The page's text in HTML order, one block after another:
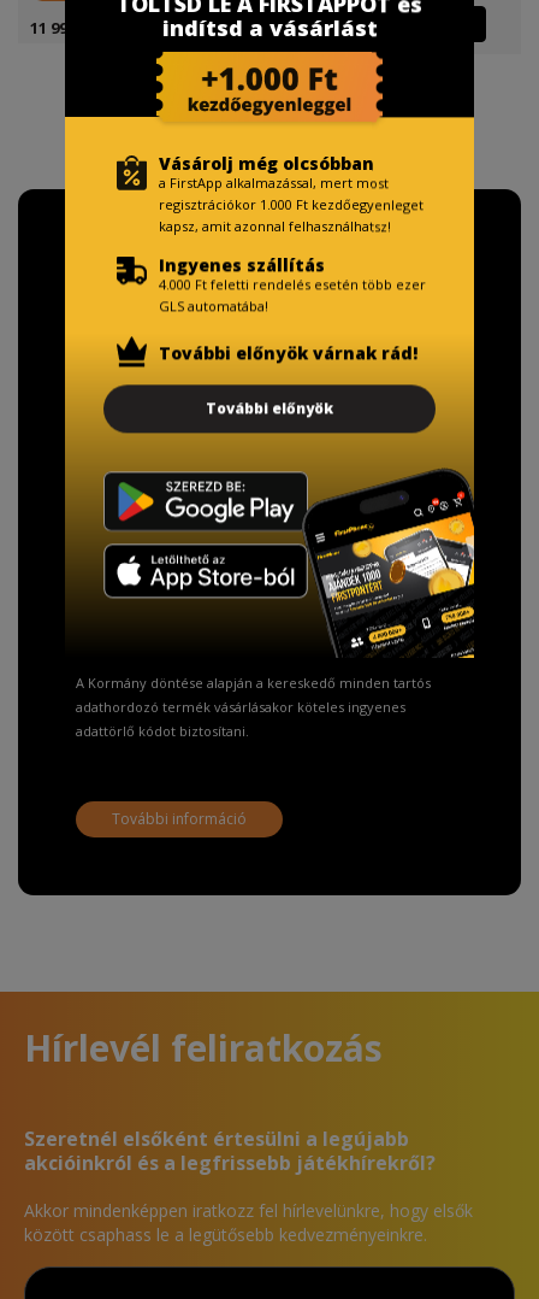
11 999 Ft 4 499 Ft
(11 999 Ft )
TISZTELT VÁSÁRLÓNK!
Fizetésnél kérje az ingyenes adattörlő kódot
adatainak biztonsága érdekében!
A Kormány döntése alapján a kereskedő minden tartós
adathordozó termék vásárlásakor köteles ingyenes
adattörlő kódot biztosítani.
További információ
Hírlevél feliratkozás
Szeretnél elsőként értesülni a legújabb
akcióinkról és a legfrissebb játékhírekről?
Akkor mindenképpen iratkozz fel hírlevelünkre, hogy elsők
között csaphass le a legütősebb kedvezményeinkre.
indítsd a vásárlást
Vásárolj még olcsóbban
a FirstApp alkalmazással, mert most
regisztrációkor 1.000 Ft kezdőegyenleget
kapsz, amit azonnal felhasználhatsz!
Ingyenes szállítás
4.000 Ft feletti rendelés esetén több ezer
GLS automatába!
További előnyök várnak rád!
További előnyök